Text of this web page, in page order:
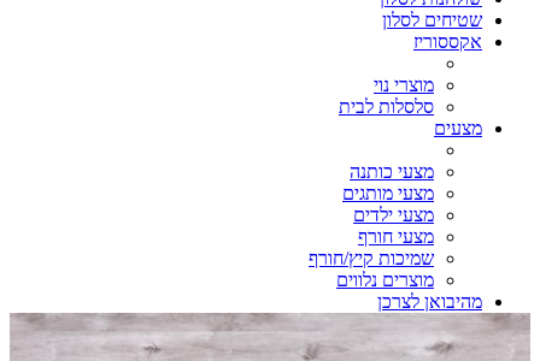
שטיחים לסלון
אקססוריז
מוצרי נוי
סלסלות לבית
מצעים
מצעי כותנה
מצעי מותגים
מצעי ילדים
מצעי חורף
שמיכות קיץ/חורף
מוצרים נלווים
מהיבואן לצרכן